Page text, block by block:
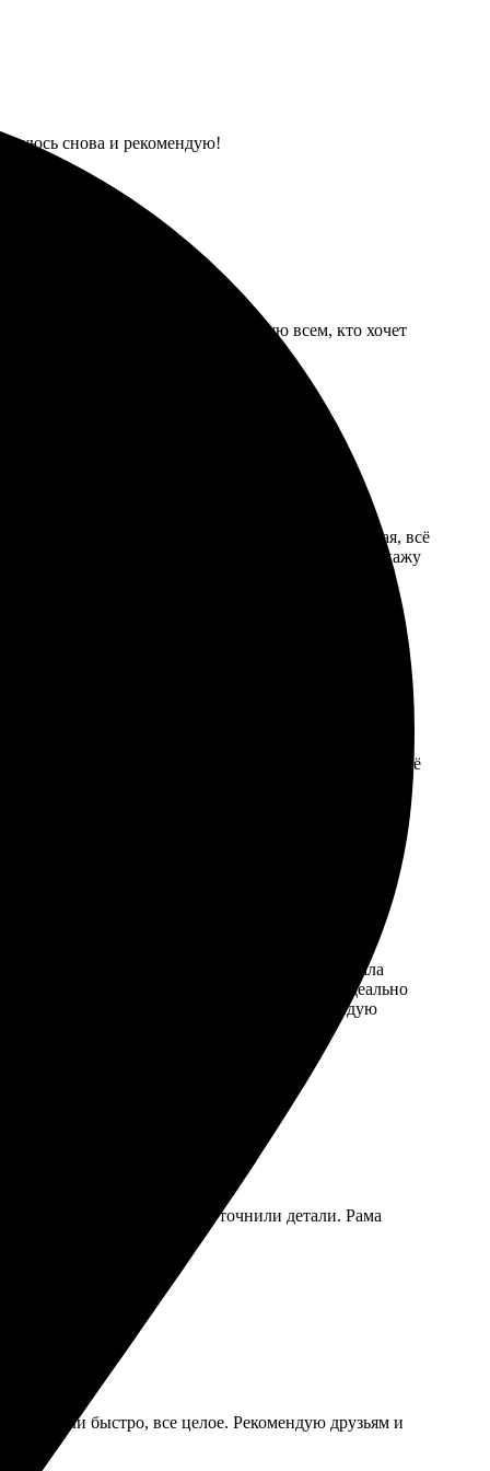
снова и рекомендую!
всё доставили вовремя. Рекомендую всем, кто хочет
удобный. Доставка в Белогорск быстрая, всё
выбрала именно эту компанию. Обязательно закажу
Упаковка надежная, фото выглядит великолепно. Всё
понятным. Загрузила снимок, выбрала
была приятно удивлена качеством. Рамка идеально
что выбрала вас для своего заказа. Рекомендую
Оперативно связались и уточнили детали. Рама
быстро, все целое. Рекомендую друзьям и